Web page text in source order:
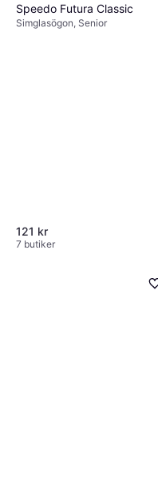
Speedo Futura Classic
Simglasögon, Senior
121 kr
7 butiker